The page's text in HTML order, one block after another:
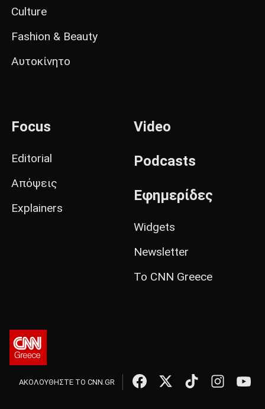
Culture
Fashion & Beauty
Αυτοκίνητο
Focus
Editorial
Απόψεις
Explainers
Video
Podcasts
Εφημερίδες
Widgets
Newsletter
Το CNN Greece
ΑΚΟΛΟΥΘΗΣΤΕ ΤΟ CNN.GR